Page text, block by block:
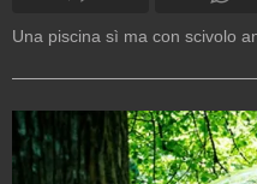
Una piscina sì ma con scivolo